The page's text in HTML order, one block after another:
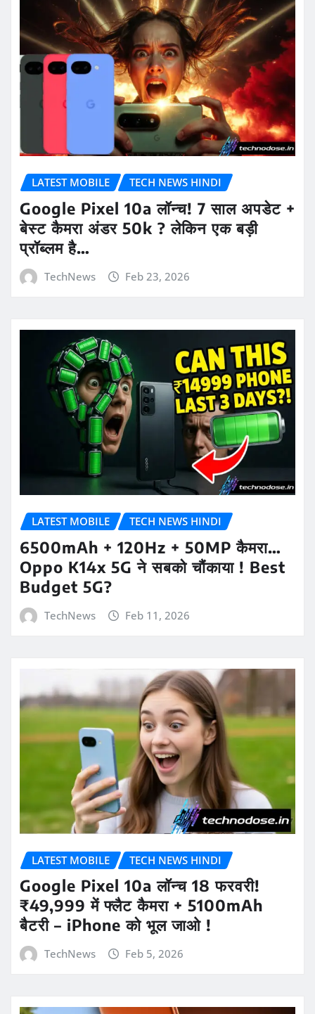
LATEST MOBILE TECH NEWS HINDI
Google Pixel 10a लॉन्च! 7 साल अपडेट +
बेस्ट कैमरा अंडर 50k ? लेकिन एक बड़ी
प्रॉब्लम है…
TechNews Feb 23, 2026
LATEST MOBILE TECH NEWS HINDI
6500mAh + 120Hz + 50MP कैमरा…
Oppo K14x 5G ने सबको चौंकाया ! Best
Budget 5G?
TechNews Feb 11, 2026
LATEST MOBILE TECH NEWS HINDI
Google Pixel 10a लॉन्च 18 फरवरी!
₹49,999 में फ्लैट कैमरा + 5100mAh
बैटरी – iPhone को भूल जाओ !
TechNews Feb 5, 2026